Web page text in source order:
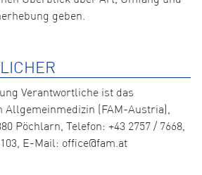
geben.
Verantwortliche ist das
(FAM-Austria),
Pöchlarn, Telefon: +43 2757 / 7668,
E-Mail: office@fam.at